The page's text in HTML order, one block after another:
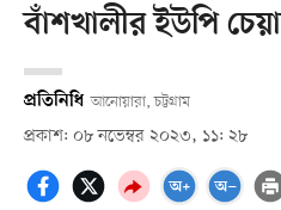
বাঁশখালীর ইউপি
প্রতিনিধি আনোয়ারা, চট্টগ্রাম
প্রকাশ: ০৮ নভেম্বর ২০২৩, ১১: ২৮